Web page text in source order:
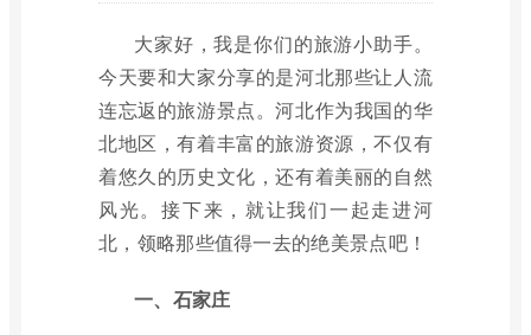
大家好，我是你们的旅游小助手。
今天要和大家分享的是河北那些让人流
连忘返的旅游景点。河北作为我国的华
北地区，有着丰富的旅游资源，不仅有
着悠久的历史文化，还有着美丽的自然
风光。接下来，就让我们一起走进河
北，领略那些值得一去的绝美景点吧！
一、石家庄